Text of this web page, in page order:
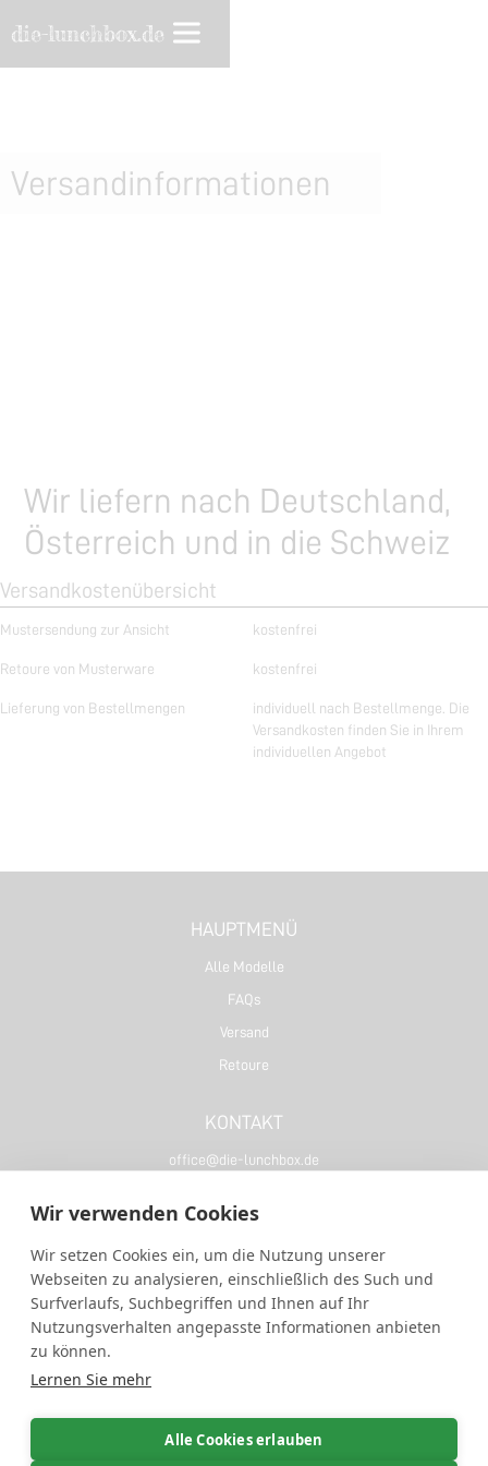
die-lunchbox.de
Versandinformationen
Wir liefern nach Deutschland,
Österreich und in die Schweiz
Versandkostenübersicht
kostenfrei
Mustersendung zur Ansicht
Retoure von Musterware
individuell nach Bestellmenge. Die
Versandkosten finden Sie in Ihrem
individuellen Angebot
kostenfrei
Lieferung von Bestellmengen
HAUPTMENÜ
Alle Modelle
FAQs
Versand
Retoure
KONTAKT
office@die-lunchbox.de
LERNEN SIE UNS KENNEN :)
Über uns
Impressum
Allgemeine Geschäftsbedingungen
Wir verwenden Cookies
Wir setzen Cookies ein, um die Nutzung unserer
Webseiten zu analysieren, einschließlich des Such und
Surfverlaufs, Suchbegriffen und Ihnen auf Ihr
Nutzungsverhalten angepasste Informationen anbieten
zu können.
Lernen Sie mehr
Alle Cookies erlauben